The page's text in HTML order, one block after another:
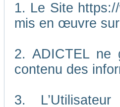
1. Le Site
mis en œuvre
2. ADICTEL ne
contenu des
3.